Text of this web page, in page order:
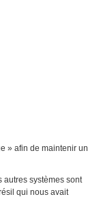
afin de maintenir un
systèmes sont
qui nous avait